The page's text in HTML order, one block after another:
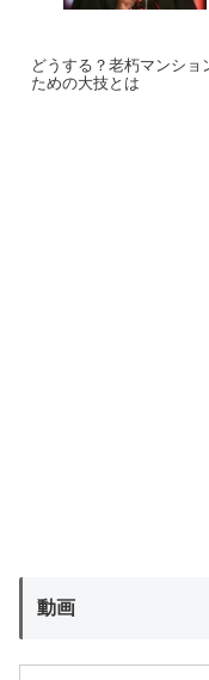
どうする？老朽マンショ
ための大技とは
動画